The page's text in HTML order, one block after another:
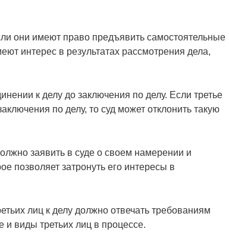
они имеют право предъявить самостоятельные
интерес в результатах рассмотрения дела,
к делу до заключения по делу. Если третье
по делу, то суд может отклонить такую
заявить в суде о своем намерении и
позволяет затронуть его интересы в
лиц к делу должно отвечать требованиям
и виды третьих лиц в процессе.